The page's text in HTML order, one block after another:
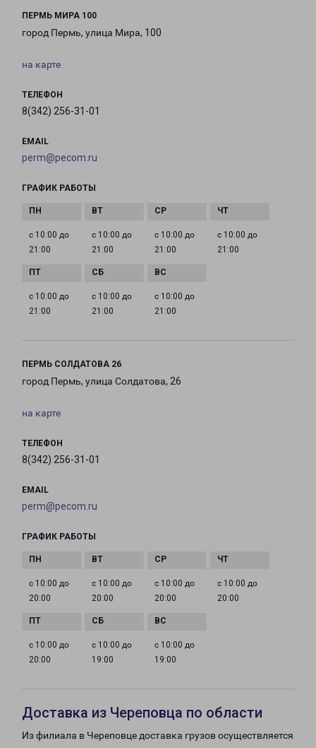
ПЕРМЬ МИРА 100
город Пермь, улица Мира, 100
на карте
ТЕЛЕФОН
8(342) 256-31-01
EMAIL
perm@pecom.ru
ГРАФИК РАБОТЫ
с 10:00 до
21:00
с 10:00 до
21:00
с 10:00 до
21:00
с 10:00 до
21:00
с 10:00 до
21:00
с 10:00 до
21:00
с 10:00 до
21:00
ПЕРМЬ СОЛДАТОВА 26
город Пермь, улица Солдатова, 26
на карте
ТЕЛЕФОН
8(342) 256-31-01
EMAIL
perm@pecom.ru
ГРАФИК РАБОТЫ
с 10:00 до
20:00
с 10:00 до
20:00
с 10:00 до
20:00
с 10:00 до
20:00
с 10:00 до
20:00
с 10:00 до
19:00
с 10:00 до
19:00
Доставка из Череповца по области
Из филиала в Череповце доставка грузов осуществляется